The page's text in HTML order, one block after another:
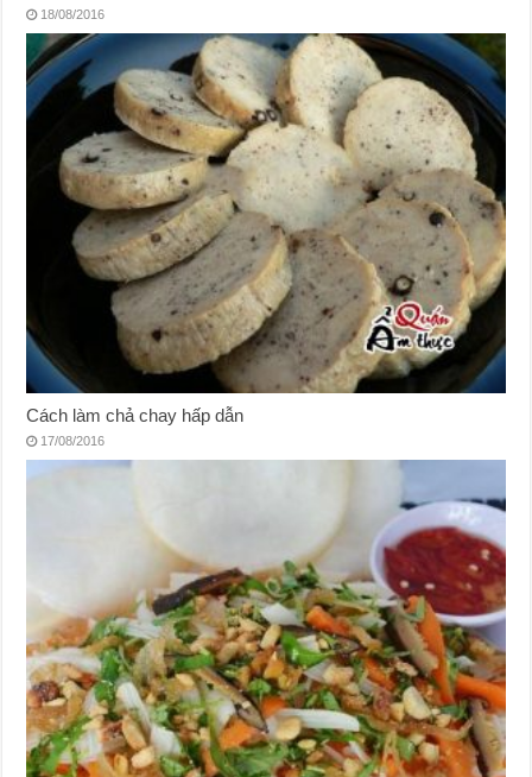
18/08/2016
Cách làm chả chay hấp dẫn
17/08/2016